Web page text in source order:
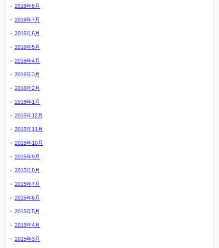
2016年8月
2016年7月
2016年6月
2016年5月
2016年4月
2016年3月
2016年2月
2016年1月
2015年12月
2015年11月
2015年10月
2015年9月
2015年8月
2015年7月
2015年6月
2015年5月
2015年4月
2015年3月